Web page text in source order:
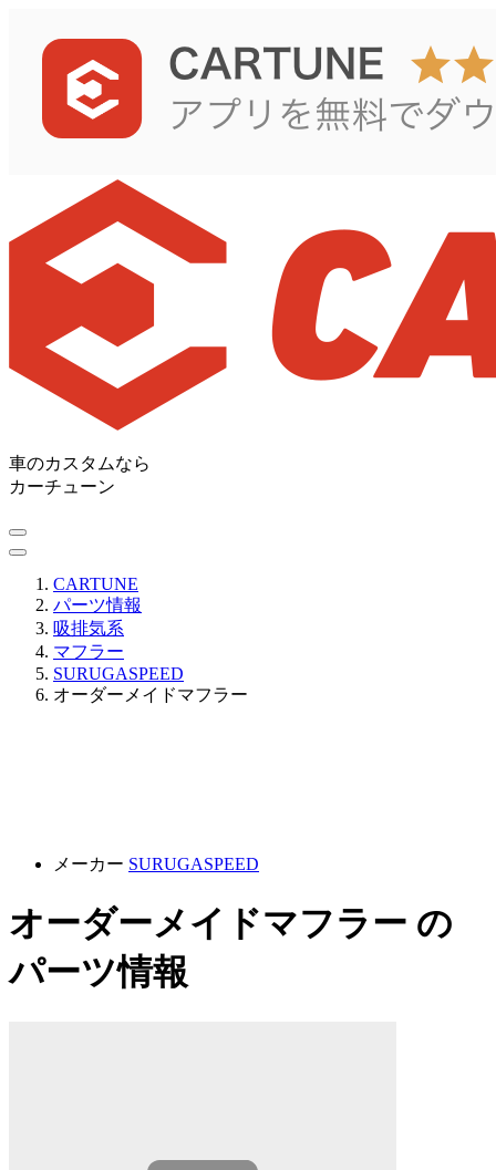
車のカスタムなら
カーチューン
CARTUNE
パーツ情報
吸排気系
マフラー
SURUGASPEED
オーダーメイドマフラー
メーカー SURUGASPEED
オーダーメイドマフラー の
パーツ情報